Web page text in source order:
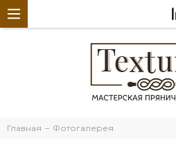
Главная Фотогалерея